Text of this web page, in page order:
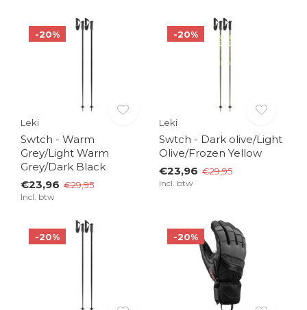
-20%
Leki
Swtch - Warm
Grey/Light Warm
Grey/Dark Black
€23,96 €29,95
Incl. btw
-20%
Leki
Swtch - Dark olive/Light
Olive/Frozen Yellow
€23,96 €29,95
Incl. btw
-20% -20%